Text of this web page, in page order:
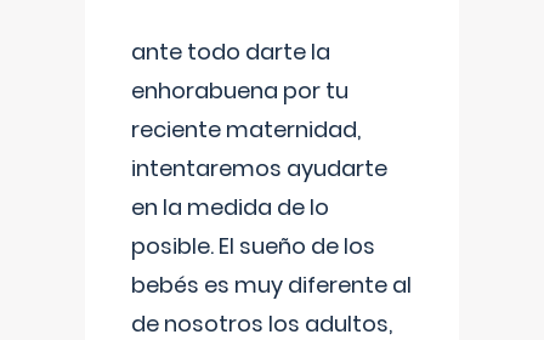
ante todo darte la
enhorabuena por tu
reciente maternidad,
intentaremos ayudarte
en la medida de lo
posible. El sueño de los
bebés es muy diferente al
de nosotros los adultos,